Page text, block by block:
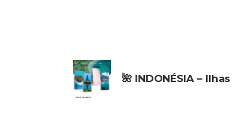
🌺 INDONÉSIA –